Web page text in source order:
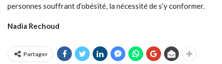
personnes souffrant d’obésité, la nécessité de s’y conformer.
Nadia Rechoud
Partager